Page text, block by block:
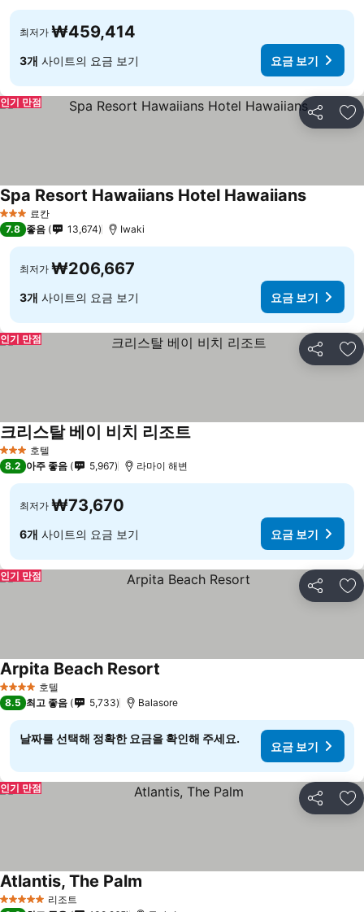
최저가 ₩459,414
3개 사이트의 요금 보기 요금 보기
공유 즐
인기 만점
3 성급 료칸
Spa Resort Hawaiians Hotel Hawaiians
7.8 좋음 13,674 Iwaki
최저가 ₩206,667
3개 사이트의 요금 보기 요금 보기
공유 즐
인기 만점
3 성급 호텔
크리스탈 베이 비치 리조트
8.2 아주 좋음 5,967 라마이 해변
최저가 ₩73,670
6개 사이트의 요금 보기 요금 보기
공유 즐
인기 만점
4 성급 호텔
Arpita Beach Resort
8.5 최고 좋음 5,733 Balasore
날짜를 선택해 정확한 요금을 확인해 주세요.
요금 보기
공유 즐
인기 만점
5 성급 리조트
Atlantis, The Palm